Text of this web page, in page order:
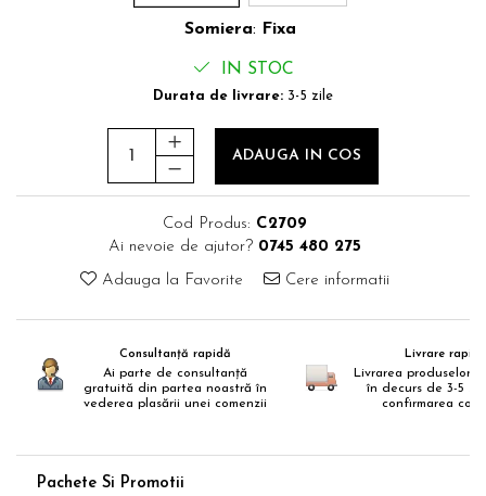
Somiera: Fixa
IN STOC
Durata de livrare: 3-5 zile
ADAUGA IN COS
Cod Produs: C2709
Ai nevoie de ajutor? 0745 480 275
Adauga la Favorite Cere informatii
Consultanță rapidă
Ai parte de consultanță
gratuită din partea noastră în
vederea plasării unei comenzii
Livrare rapidă
Livrarea produselor
în decurs de 3-5
confirmarea
Pachete Si Promotii